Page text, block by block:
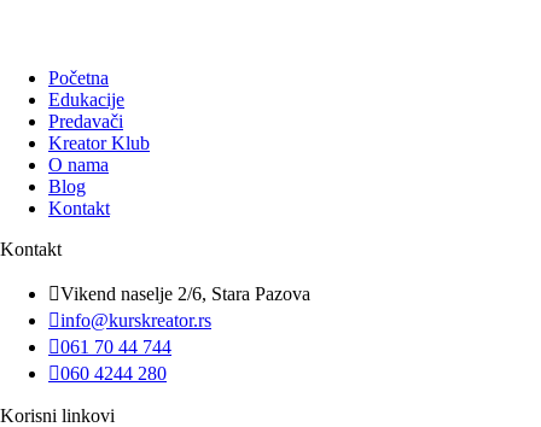
Početna
Edukacije
Predavači
Kreator Klub
O nama
Blog
Kontakt
Kontakt
Vikend naselje 2/6, Stara Pazova
info@kurskreator.rs
061 70 44 744
060 4244 280
Korisni linkovi